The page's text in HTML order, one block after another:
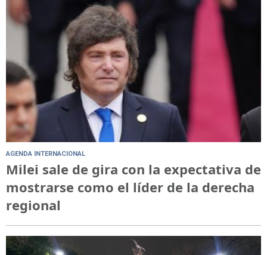
AGENDA INTERNACIONAL
Milei sale de gira con la expectativa de
mostrarse como el líder de la derecha
regional